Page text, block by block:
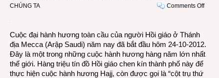
CHÚNG TA
Comments Offon
4
triệu
Cuộc đại hành hương toàn cầu của người Hồi giáo ở Thánh
địa Mecca (Arập Saudi) năm nay đã bắt đầu hôm 24-10-2012.
Đây là một trong những cuộc hành hương hàng năm lớn nhất
thế giới. Hàng triệu tín đồ Hồi giáo chen kín thành phố này để
thực hiện cuộc hành hương Hajj, còn được gọi là “cột trụ thứ